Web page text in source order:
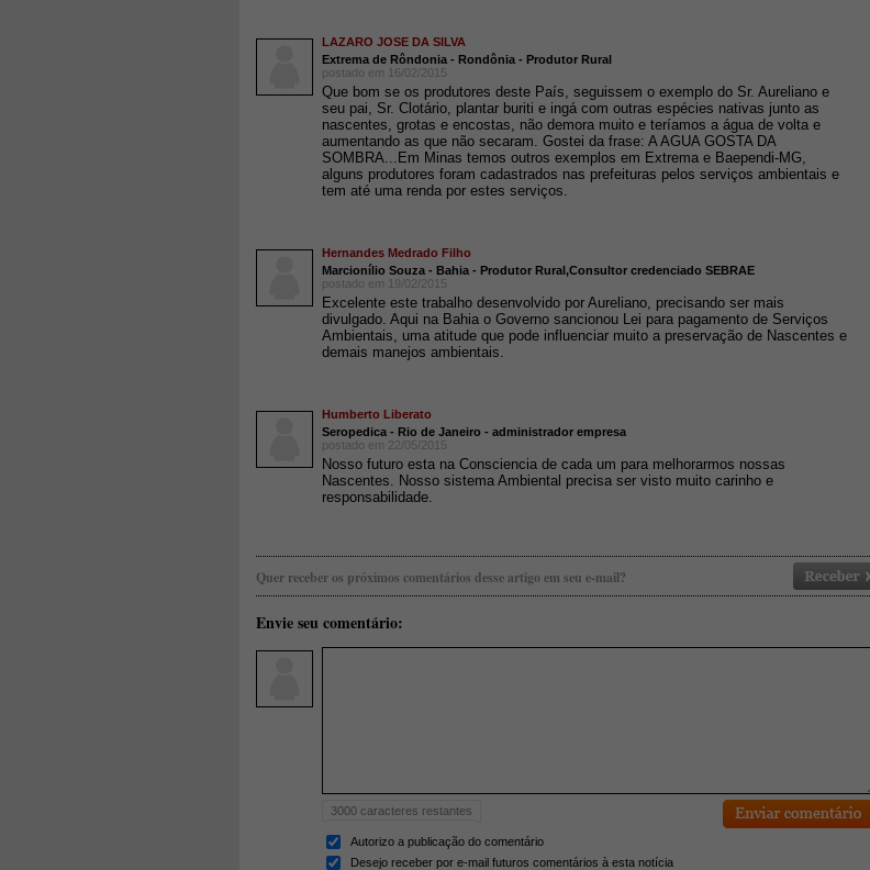
LAZARO JOSE DA SILVA
Extrema de Rôndonia - Rondônia - Produtor Rural
postado em 16/02/2015
Que bom se os produtores deste País, seguissem o exemplo do Sr. Aureliano e
seu pai, Sr. Clotário, plantar buriti e ingá com outras espécies nativas junto as
nascentes, grotas e encostas, não demora muito e teríamos a água de volta e
aumentando as que não secaram. Gostei da frase: A AGUA GOSTA DA
SOMBRA...Em Minas temos outros exemplos em Extrema e Baependi-MG,
alguns produtores foram cadastrados nas prefeituras pelos serviços ambientais e
tem até uma renda por estes serviços.
Hernandes Medrado Filho
Marcionílio Souza - Bahia - Produtor Rural,Consultor credenciado SEBRAE
postado em 19/02/2015
Excelente este trabalho desenvolvido por Aureliano, precisando ser mais
divulgado. Aqui na Bahia o Governo sancionou Lei para pagamento de Serviços
Ambientais, uma atitude que pode influenciar muito a preservação de Nascentes e
demais manejos ambientais.
Humberto Liberato
Seropedica - Rio de Janeiro - administrador empresa
postado em 22/05/2015
Nosso futuro esta na Consciencia de cada um para melhorarmos nossas
Nascentes. Nosso sistema Ambiental precisa ser visto muito carinho e
responsabilidade.
Quer receber os próximos comentários desse artigo em seu e-mail?
Envie seu comentário:
3000 caracteres restantes
Autorizo a publicação do comentário
Desejo receber por e-mail futuros comentários à esta notícia